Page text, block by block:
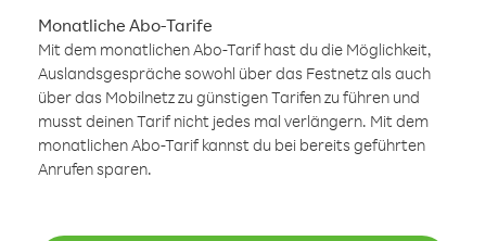
Monatliche Abo-Tarife
Mit dem monatlichen Abo-Tarif hast du die Möglichkeit,
Auslandsgespräche sowohl über das Festnetz als auch
über das Mobilnetz zu günstigen Tarifen zu führen und
musst deinen Tarif nicht jedes mal verlängern. Mit dem
monatlichen Abo-Tarif kannst du bei bereits geführten
Anrufen sparen.